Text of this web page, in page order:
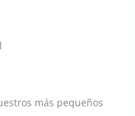
más pequeños